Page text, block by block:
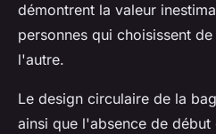
démontrent la valeur
personnes qui choisissent
l'autre.
Le design circulaire de la
ainsi que l'absence de